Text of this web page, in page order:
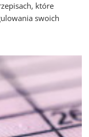
które
swoich